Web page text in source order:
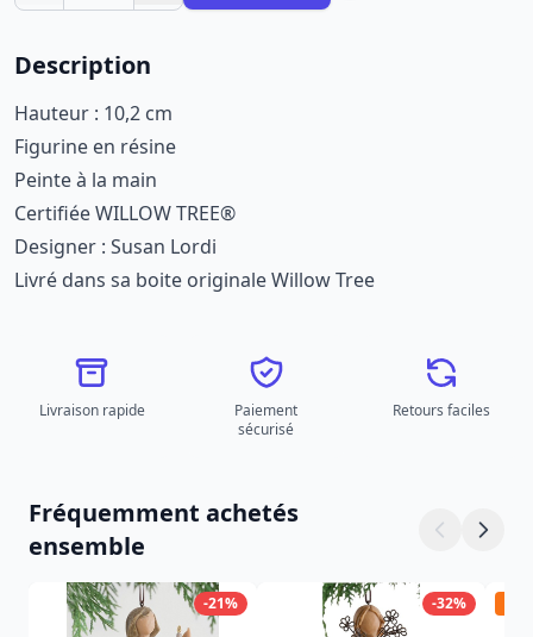
Description
Hauteur : 10,2 cm
Figurine en résine
Peinte à la main
Certifiée WILLOW TREE®
Designer : Susan Lordi
Livré dans sa boite originale Willow Tree
Livraison rapide
Paiement
sécurisé
Retours faciles
Fréquemment achetés
ensemble
-21% -32%